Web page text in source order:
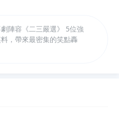
陣容《二三嚴選》 5位強
，帶來最密集的笑點轟